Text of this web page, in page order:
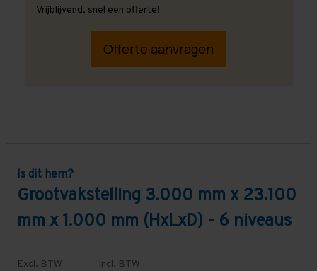
Vrijblijvend, snel een offerte!
Offerte aanvragen
Is dit hem?
Grootvakstelling 3.000 mm x 23.100
mm x 1.000 mm (HxLxD) - 6 niveaus
Excl. BTW Incl. BTW